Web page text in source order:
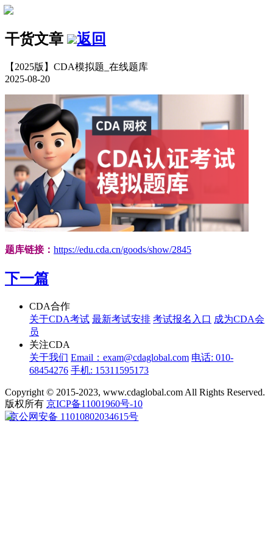
干货文章 返回
【2025版】CDA模拟题_在线题库
2025-08-20
题库链接： https://edu.cda.cn/goods/show/2845
下一篇
CDA合作
关于CDA考试 最新考试安排 考试报名入口 成为CDA会
员
关注CDA
关于我们 Email：exam@cdaglobal.com 电话: 010-
68454276 手机: 15311595173
Copyright © 2015-2023, www.cdaglobal.com All Rights Reserved.
版权所有 京ICP备11001960号-10
京公网安备 11010802034615号